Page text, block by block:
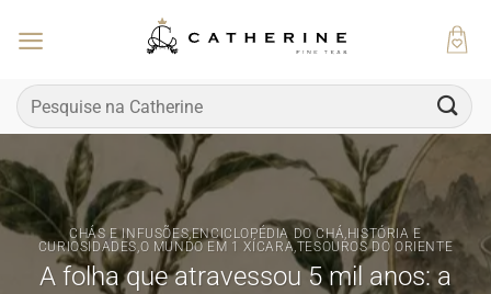
Pesquisar
por:
CHÁS E INFUSÕES,ENCICLOPÉDIA DO CHÁ,HISTÓRIA E
CURIOSIDADES,O MUNDO EM 1 XÍCARA,TESOUROS DO ORIENTE
A folha que atravessou 5 mil anos: a